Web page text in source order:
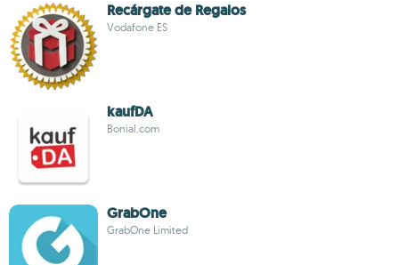
Recárgate de Regalos
Vodafone ES
kaufDA
Bonial.com
GrabOne
GrabOne Limited